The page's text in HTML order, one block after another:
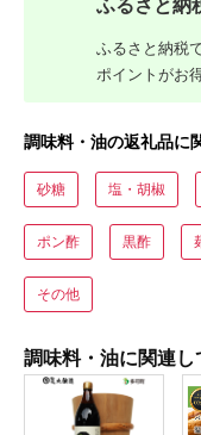
ふるさと納
ふるさと納税
ポイントがお
調味料・油の返礼品に
砂糖 塩・胡椒
ポン酢 黒酢
その他
調味料・油に関連